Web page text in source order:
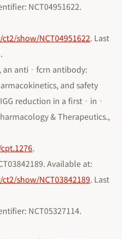
NCT04951622.
show/NCT04951622. Last
an anti‐fcrn antibody:
and safety
reduction in a first‐in‐
& Therapeutics.,
.
Available at:
show/NCT03842189. Last
NCT05327114.